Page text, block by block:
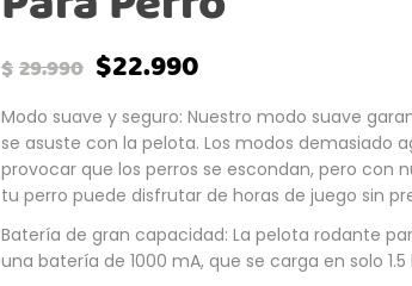
$29.990 $22.990
Modo suave y seguro: Nuestro modo suave
se asuste con la pelota. Los modos demasiado
provocar que los perros se escondan, pero con
tu perro puede disfrutar de horas de juego sin
Batería de gran capacidad: La pelota rodante
una batería de 1000 mA, que se carga en solo 1.5